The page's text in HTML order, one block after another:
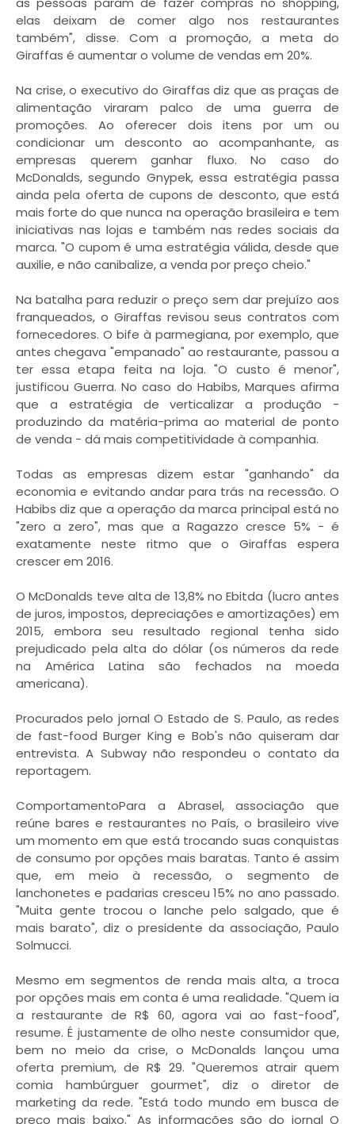
elas deixam de comer algo nos restaurantes
também", disse. Com a promoção, a meta do
Giraffas é aumentar o volume de vendas em 20%.
Na crise, o executivo do Giraffas diz que as praças de
alimentação viraram palco de uma guerra de
promoções. Ao oferecer dois itens por um ou
condicionar um desconto ao acompanhante, as
empresas querem ganhar fluxo. No caso do
McDonalds, segundo Gnypek, essa estratégia passa
ainda pela oferta de cupons de desconto, que está
mais forte do que nunca na operação brasileira e tem
iniciativas nas lojas e também nas redes sociais da
marca. "O cupom é uma estratégia válida, desde que
auxilie, e não canibalize, a venda por preço cheio."
Na batalha para reduzir o preço sem dar prejuízo aos
franqueados, o Giraffas revisou seus contratos com
fornecedores. O bife à parmegiana, por exemplo, que
antes chegava "empanado" ao restaurante, passou a
ter essa etapa feita na loja. "O custo é menor",
justificou Guerra. No caso do Habibs, Marques afirma
que a estratégia de verticalizar a produção -
produzindo da matéria-prima ao material de ponto
de venda - dá mais competitividade à companhia.
Todas as empresas dizem estar "ganhando" da
economia e evitando andar para trás na recessão. O
Habibs diz que a operação da marca principal está no
"zero a zero", mas que a Ragazzo cresce 5% - é
exatamente neste ritmo que o Giraffas espera
crescer em 2016.
O McDonalds teve alta de 13,8% no Ebitda (lucro antes
de juros, impostos, depreciações e amortizações) em
2015, embora seu resultado regional tenha sido
prejudicado pela alta do dólar (os números da rede
na América Latina são fechados na moeda
americana).
Procurados pelo jornal O Estado de S. Paulo, as redes
de fast-food Burger King e Bob's não quiseram dar
entrevista. A Subway não respondeu o contato da
reportagem.
ComportamentoPara a Abrasel, associação que
reúne bares e restaurantes no País, o brasileiro vive
um momento em que está trocando suas conquistas
de consumo por opções mais baratas. Tanto é assim
que, em meio à recessão, o segmento de
lanchonetes e padarias cresceu 15% no ano passado.
"Muita gente trocou o lanche pelo salgado, que é
mais barato", diz o presidente da associação, Paulo
Solmucci.
Mesmo em segmentos de renda mais alta, a troca
por opções mais em conta é uma realidade. "Quem ia
a restaurante de R$ 60, agora vai ao fast-food",
resume. É justamente de olho neste consumidor que,
bem no meio da crise, o McDonalds lançou uma
oferta premium, de R$ 29. "Queremos atrair quem
comia hambúrguer gourmet", diz o diretor de
marketing da rede. "Está todo mundo em busca de
preço mais baixo." As informações são do jornal O